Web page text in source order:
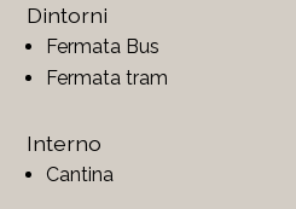
Dintorni
Fermata Bus
Fermata tram
Interno
Cantina